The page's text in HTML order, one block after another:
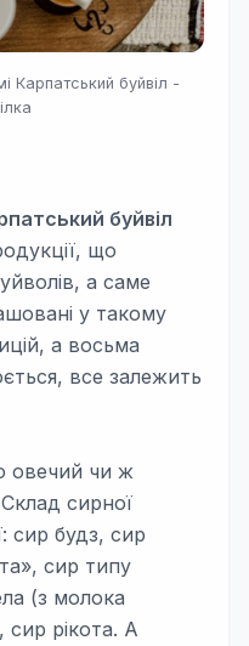
Карпатський буйвіл -
буйвіл
що
а саме
у такому
а восьма
все залежить
овечий чи ж
сирної
сир будз, сир
сир типу
(з молока
сир рікота. А